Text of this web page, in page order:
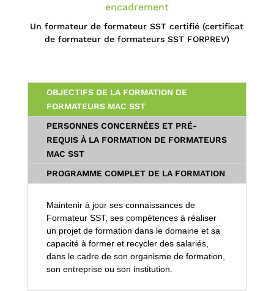
encadrement
Un formateur de formateur SST certifié (certificat
de formateur de formateurs SST FORPREV)
OBJECTIFS DE LA FORMATION DE
FORMATEURS MAC SST
PERSONNES CONCERNÉES ET PRÉ-
REQUIS À LA FORMATION DE FORMATEURS
MAC SST
PROGRAMME COMPLET DE LA FORMATION
Maintenir à jour ses connaissances de
Formateur SST, ses compétences à réaliser
un projet de formation dans le domaine et sa
capacité à former et recycler des salariés,
dans le cadre de son organisme de formation,
son entreprise ou son institution.